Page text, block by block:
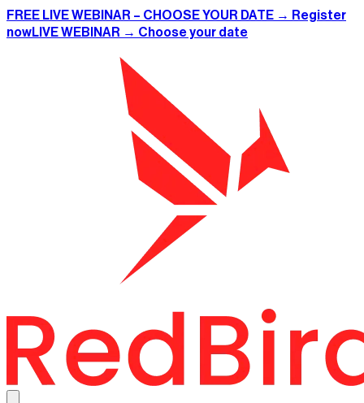
FREE LIVE WEBINAR – CHOOSE YOUR DATE → Register
nowLIVE WEBINAR → Choose your date